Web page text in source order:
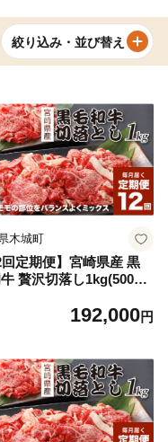
絞り込み・並び替え
木城町
回定期便】宮崎県産 黒
贅沢切落し1kg(500ｇ
192,000円